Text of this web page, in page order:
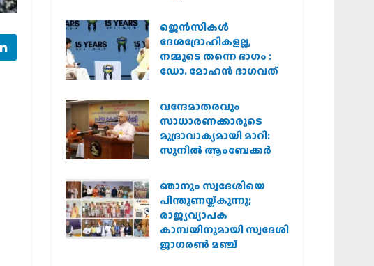
വേണമെന്ന് വിശ്വഹിന്ദു
പരിഷത്ത്
ജെന്‍സികള്‍
ദേശദ്രോഹികളല്ല,
നമ്മുടെ തന്നെ ഭാഗം :
ഡോ. മോഹന്‍ ഭാഗവത്
വന്ദേമാതരവും
സാധാരണക്കാരുടെ
മുദ്രാവാക്യമായി മാറി:
സുനിൽ ആംബേക്കർ
ഞാനും സ്വദേശിയെ
പിന്തുണയ്ക്കുന്നു;
രാജ്യവ്യാപക
കാമ്പയിനുമായി സ്വദേശി
ജാഗരണ്‍ മഞ്ച്